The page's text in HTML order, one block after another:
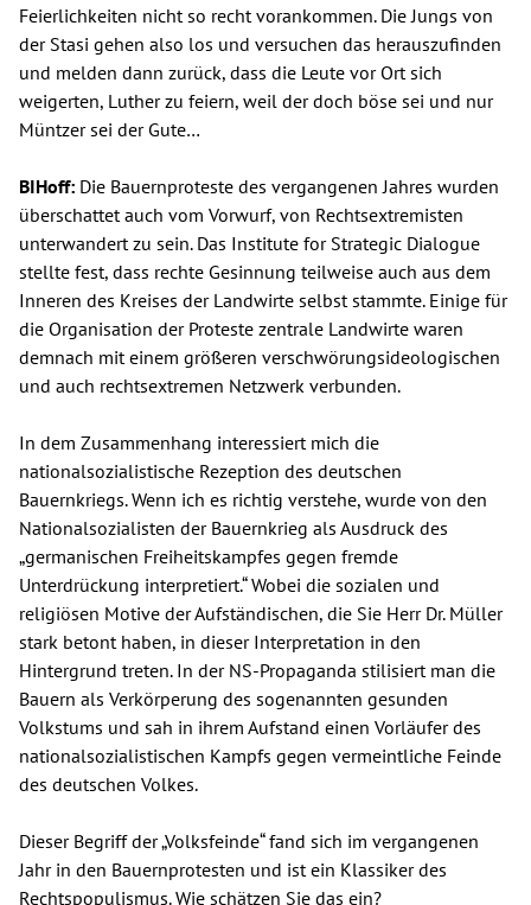
Feierlichkeiten nicht so recht vorankommen. Die Jungs von
der Stasi gehen also los und versuchen das herauszufinden
und melden dann zurück, dass die Leute vor Ort sich
weigerten, Luther zu feiern, weil der doch böse sei und nur
Müntzer sei der Gute…
BIHoff: Die Bauernproteste des vergangenen Jahres wurden
überschattet auch vom Vorwurf, von Rechtsextremisten
unterwandert zu sein. Das Institute for Strategic Dialogue
stellte fest, dass rechte Gesinnung teilweise auch aus dem
Inneren des Kreises der Landwirte selbst stammte. Einige für
die Organisation der Proteste zentrale Landwirte waren
demnach mit einem größeren verschwörungsideologischen
und auch rechtsextremen Netzwerk verbunden.
In dem Zusammenhang interessiert mich die
nationalsozialistische Rezeption des deutschen
Bauernkriegs. Wenn ich es richtig verstehe, wurde von den
Nationalsozialisten der Bauernkrieg als Ausdruck des
„germanischen Freiheitskampfes gegen fremde
Unterdrückung interpretiert.“ Wobei die sozialen und
religiösen Motive der Aufständischen, die Sie Herr Dr. Müller
stark betont haben, in dieser Interpretation in den
Hintergrund treten. In der NS-Propaganda stilisiert man die
Bauern als Verkörperung des sogenannten gesunden
Volkstums und sah in ihrem Aufstand einen Vorläufer des
nationalsozialistischen Kampfs gegen vermeintliche Feinde
des deutschen Volkes.
Dieser Begriff der „Volksfeinde“ fand sich im vergangenen
Jahr in den Bauernprotesten und ist ein Klassiker des
Rechtspopulismus. Wie schätzen Sie das ein?